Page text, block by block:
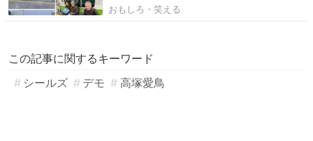
おもしろ・笑える
この記事に関するキーワード
シールズ
デモ 高塚愛鳥